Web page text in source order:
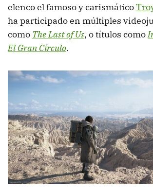
elenco el famoso y carismático
ha participado en múltiples
como The Last of Us, o títulos como
El Gran Círculo.